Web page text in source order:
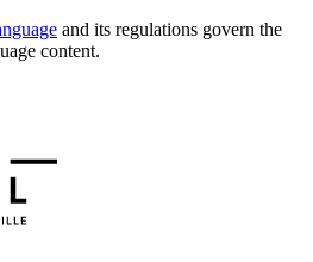
and its regulations govern the
content.